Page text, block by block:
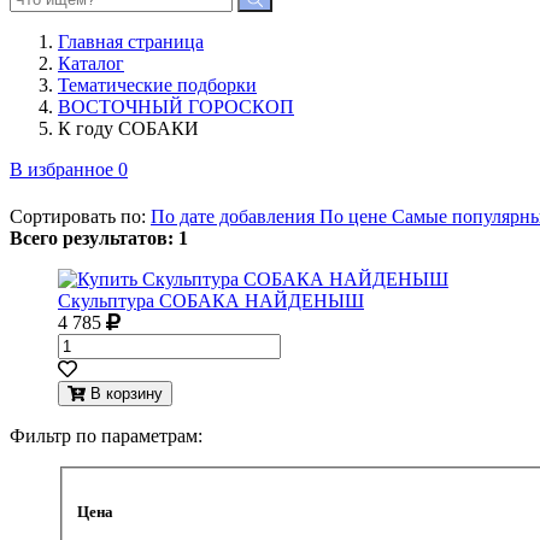
Главная страница
Каталог
Тематические подборки
ВОСТОЧНЫЙ ГОРОСКОП
К году СОБАКИ
В избранное 0
Сортировать по: По дате добавления По цене Самые
Всего результатов: 1
Скульптура СОБАКА НАЙДЕНЫШ
4 785
В корзину
Фильтр по параметрам:
Цена